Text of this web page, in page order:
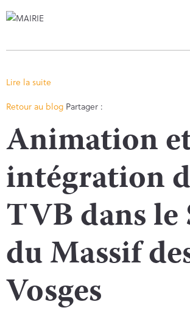
Lire la suite
Retour au blog Partager :
Animation
intégration
TVB dans le
du Massif
Vosges